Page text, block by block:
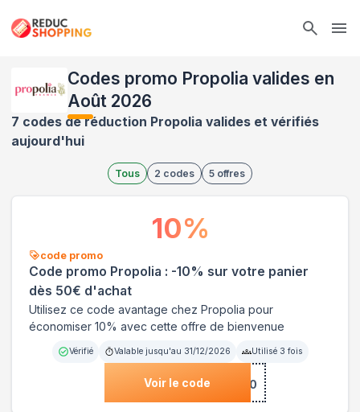
Codes promo Propolia valides en
Août 2026
7 codes de réduction Propolia valides et vérifiés
aujourd'hui
Tous 2 codes 5 offres
code promo
Code promo Propolia : -10% sur votre panier
dès 50€ d'achat
Utilisez ce code avantage chez Propolia pour
économiser 10% avec cette offre de bienvenue
Vérifié Valable jusqu'au 31/12/2026 Utilisé 3 fois
Voir le code
***SLETTER10
10%